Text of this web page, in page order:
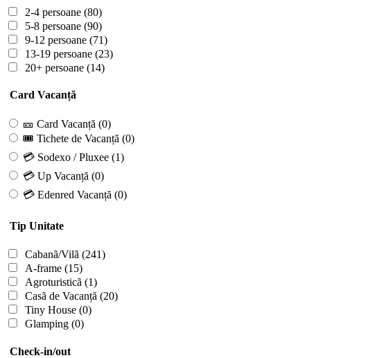
2-4 persoane (80)
5-8 persoane (90)
9-12 persoane (71)
13-19 persoane (23)
20+ persoane (14)
Card Vacanță
🎫 Card Vacanță (0)
🎟 Tichete de Vacanță (0)
💳 Sodexo / Pluxee (1)
💳 Up Vacanță (0)
💳 Edenred Vacanță (0)
Tip Unitate
Cabanã/Vilã (241)
A-frame (15)
Agroturisticã (1)
Casã de Vacanță (20)
Tiny House (0)
Glamping (0)
Check-in/out